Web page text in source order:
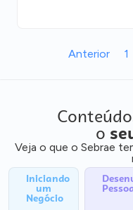
Anterior 1
o
Veja o que o Sebrae
Iniciando
um
Negócio